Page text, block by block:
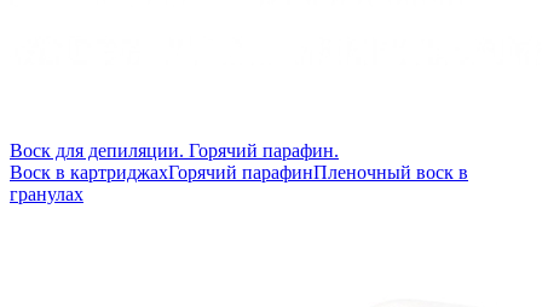
Воск для депиляции. Горячий парафин.
Воск в картриджахГорячий парафинПленочный воск в
гранулах